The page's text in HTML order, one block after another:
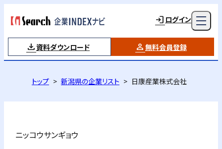
ログイン
資料ダウンロード 無料会員登録
トップ 新潟県の企業リスト 日康産業株式会社
ニッコウサンギョウ